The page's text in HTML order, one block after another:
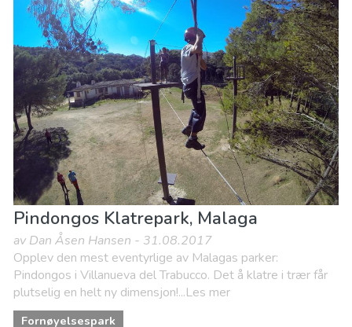
Pindongos Klatrepark, Malaga
av Dan Åsen Hansen - 31.08.2017
Opplev den mest eventyrlige av Malagas parker:
Pindongos i Villanueva del Trabucco. Det å klatre i trær får
plutselig en helt ny dimensjon!...Les mer
Fornøyelsespark